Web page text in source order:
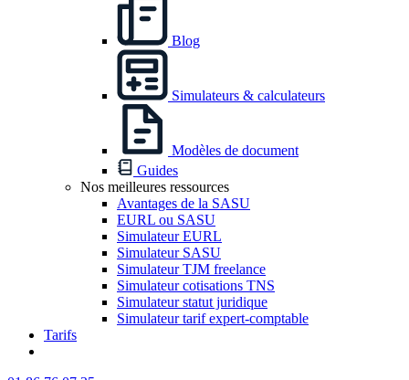
Blog
Simulateurs & calculateurs
Modèles de document
Guides
Nos meilleures ressources
Avantages de la SASU
EURL ou SASU
Simulateur EURL
Simulateur SASU
Simulateur TJM freelance
Simulateur cotisations TNS
Simulateur statut juridique
Simulateur tarif expert-comptable
Tarifs